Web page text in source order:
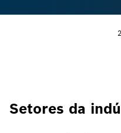
2
Setores da